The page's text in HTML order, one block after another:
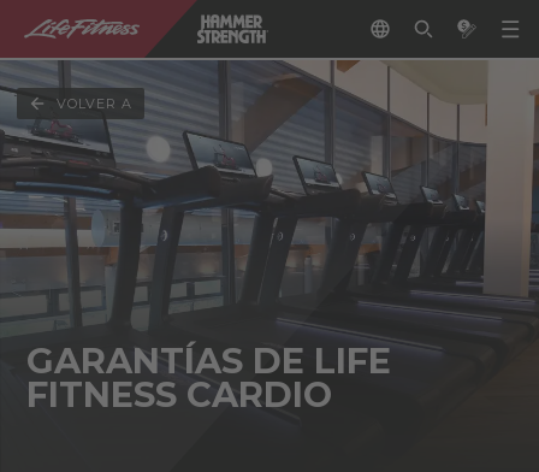
VOLVER A
GARANTÍAS DE LIFE
FITNESS CARDIO